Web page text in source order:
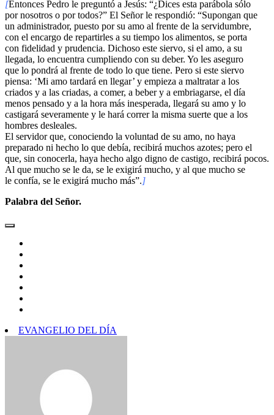
[Entonces Pedro le preguntó a Jesús: “¿Dices esta parábola sólo
por nosotros o por todos?” El Señor le respondió: “Supongan que
un administrador, puesto por su amo al frente de la servidumbre,
con el encargo de repartirles a su tiempo los alimentos, se porta
con fidelidad y prudencia. Dichoso este siervo, si el amo, a su
llegada, lo encuentra cumpliendo con su deber. Yo les aseguro
que lo pondrá al frente de todo lo que tiene. Pero si este siervo
piensa: ‘Mi amo tardará en llegar’ y empieza a maltratar a los
criados y a las criadas, a comer, a beber y a embriagarse, el día
menos pensado y a la hora más inesperada, llegará su amo y lo
castigará severamente y le hará correr la misma suerte que a los
hombres desleales.
El servidor que, conociendo la voluntad de su amo, no haya
preparado ni hecho lo que debía, recibirá muchos azotes; pero el
que, sin conocerla, haya hecho algo digno de castigo, recibirá pocos.
Al que mucho se le da, se le exigirá mucho, y al que mucho se
le confía, se le exigirá mucho más”.]
Palabra del Señor.
EVANGELIO DEL DÍA